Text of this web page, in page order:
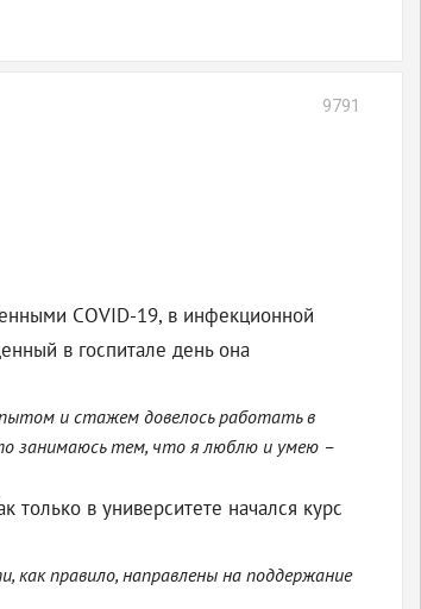
9791
COVID-19, в инфекционной
в госпитале день она
и стажем довелось работать в
занимаюсь тем, что я люблю и умею –
в университете начался курс
как правило, направлены на поддержание